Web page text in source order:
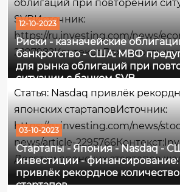
период прошлого года.
облигаций при повторении
SVBИсточник:
https://ru.investing.com/news/
2297982Контекст:Доходность
облигаций достигла
одной из самых экстремальных
облигаций США в истории. По
когда...
12-10-2023
Риски - казначейские
банкротство - США: МВФ
для рынка облигаций при
ситуации с банком SVB
Статья: Nasdaq привлёк
японских стартаповИсточник:
https://ru.investing.com/news/
news/article-
Десятки японских стартапов
листинг на бирже Nasdaq в
03-10-2023
Стартапы - Япония - Nasdaq -
инвестиции - финансирование:
привлёк рекордное
стартапов